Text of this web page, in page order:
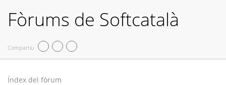
Fòrums de Softcatalà
Compartiu
Índex del fòrum